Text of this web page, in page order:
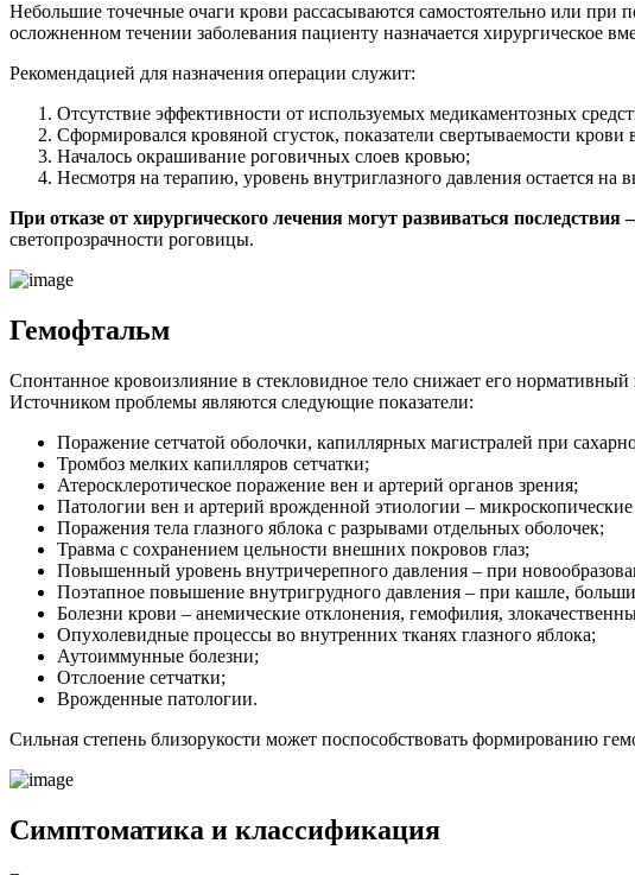
Небольшие точечные очаги крови рассасываются самостоятельно или
осложненном течении заболевания пациенту назначается хирургическое
Рекомендацией для назначения операции служит:
Отсутствие эффективности от используемых медикаментозных
Сформировался кровяной сгусток, показатели свертываемости
Началось окрашивание роговичных слоев кровью;
Несмотря на терапию, уровень внутриглазного давления остается на
При отказе от хирургического лечения могут развиваться
светопрозрачности роговицы.
Гемофтальм
Спонтанное кровоизлияние в стекловидное тело снижает его нормативный
Источником проблемы являются следующие показатели:
Поражение сетчатой оболочки, капиллярных магистралей при
Тромбоз мелких капилляров сетчатки;
Атеросклеротическое поражение вен и артерий органов зрения;
Патологии вен и артерий врожденной этиологии –
Поражения тела глазного яблока с разрывами отдельных оболочек;
Травма с сохранением цельности внешних покровов глаз;
Повышенный уровень внутричерепного давления – при
Поэтапное повышение внутригрудного давления – при кашле,
Болезни крови – анемические отклонения, гемофилия,
Опухолевидные процессы во внутренних тканях глазного яблока;
Аутоиммунные болезни;
Отслоение сетчатки;
Врожденные патологии.
Сильная степень близорукости может поспособствовать формированию
Симптоматика и классификация